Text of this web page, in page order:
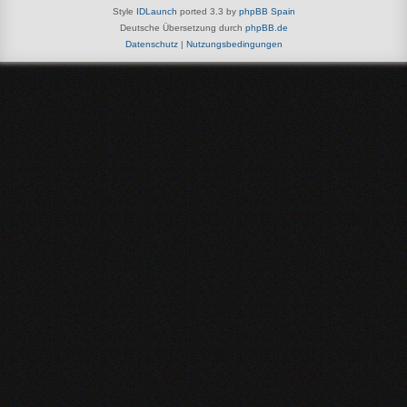
Style IDLaunch ported 3.3 by phpBB Spain
Deutsche Übersetzung durch phpBB.de
Datenschutz| Nutzungsbedingungen